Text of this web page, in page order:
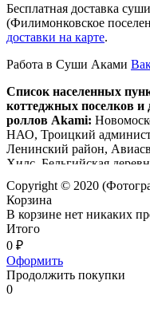
Прекраснейшие сеты
wok это просто
Прочитайте больше
Бесплатная доставка
(Филимонковское
доставки на карте.
Работа в Суши Аками
Список населенных
коттеджных поселков и
роллов Akami:
НАО, Троицкий
Ленинский район,
Хилс, Бельгийская
Нижнее, Валуевская
Голенищево, Град
Ели, Есенино, Зимёнки,
Квартал №4 (мкр. Новые
№165 (Цветочные
Лес ЖК), Кончеево,
Летово, Малинки,
Ватутинки
Copyright © 2020
Корзина
В корзине нет никаких
Итого
0 ₽
Оформить
Продолжить покупки
0